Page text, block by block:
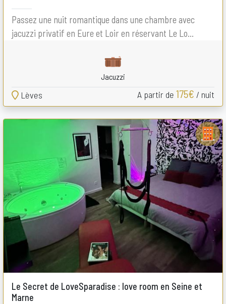
Passez une nuit romantique dans une chambre avec
jacuzzi privatif en Eure et Loir en réservant Le Lo...
Jacuzzi
Lèves A partir de 175€ / nuit
Le Secret de LoveSparadise : love room en Seine et
Marne